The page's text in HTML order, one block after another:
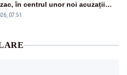
în centrul unor noi acuzații
07:51